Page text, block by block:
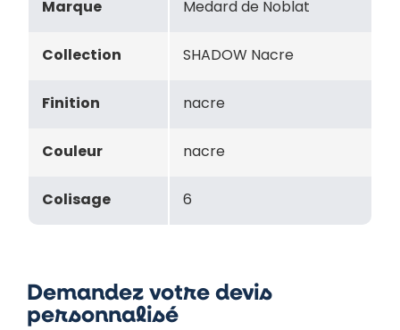
Marque Medard de Noblat
Collection SHADOW Nacre
Finition nacre
Couleur nacre
Colisage 6
Demandez votre devis
personnalisé